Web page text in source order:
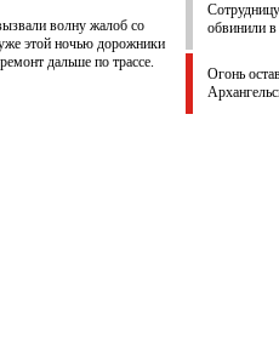
волну жалоб со
этой ночью дорожники
дальше по трассе.
обвинили
Огонь